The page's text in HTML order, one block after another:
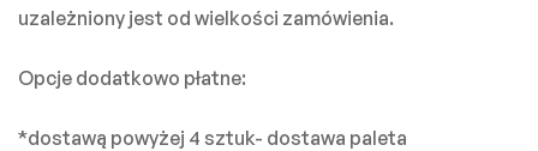
uzależniony jest od wielkości zamówienia.
Opcje dodatkowo płatne:
*dostawą powyżej 4 sztuk- dostawa paleta